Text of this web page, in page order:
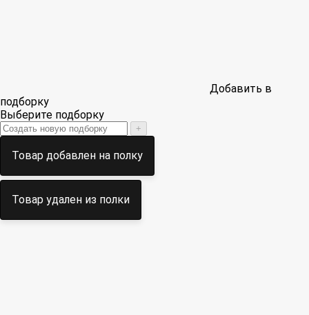
Добавить в
подборку
Выберите подборку
+
Товар добавлен на полку
Товар удален из полки